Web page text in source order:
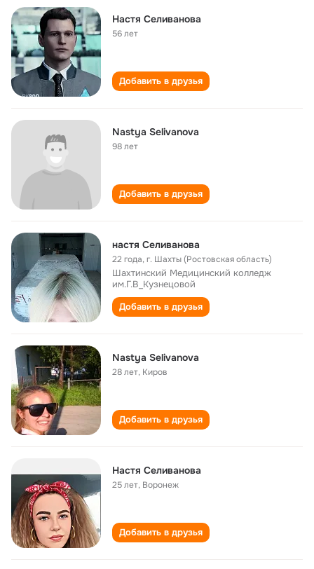
Настя Селиванова
56 лет
Добавить в друзья
Nastya Selivanova
98 лет
Добавить в друзья
настя Селиванова
22 года,г. Шахты (Ростовская область)
Шахтинский Медицинский колледж
им.Г.В_Кузнецовой
Добавить в друзья
Nastya Selivanova
28 лет, Киров
Добавить в друзья
Настя Селиванова
25 лет, Воронеж
Добавить в друзья